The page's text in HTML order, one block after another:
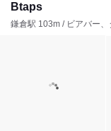
Btaps
鎌倉駅 103m / ビアバー